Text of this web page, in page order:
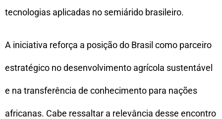
tecnologias aplicadas no semiárido brasileiro.
A iniciativa reforça a posição do Brasil como parceiro
estratégico no desenvolvimento agrícola sustentável
e na transferência de conhecimento para nações
africanas. Cabe ressaltar a relevância desse encontro